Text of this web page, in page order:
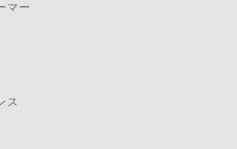
マー
ス